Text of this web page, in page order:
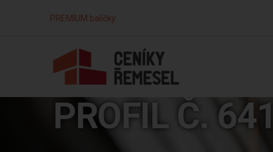
PREMIUM balíčky
PROFIL Č.